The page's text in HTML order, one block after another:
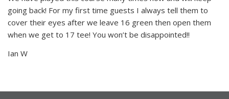
going back! For my first time guests I always tell them to
cover their eyes after we leave 16 green then open them
when we get to 17 tee! You won’t be disappointed!!
Ian W